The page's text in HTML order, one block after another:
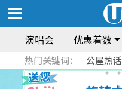
演唱会 优惠着数
热门关键词： 公屋热话